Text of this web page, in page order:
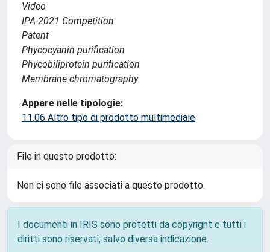
Video
IPA-2021 Competition
Patent
Phycocyanin purification
Phycobiliprotein purification
Membrane chromatography
Appare nelle tipologie:
11.06 Altro tipo di prodotto multimediale
File in questo prodotto:
Non ci sono file associati a questo prodotto.
I documenti in IRIS sono protetti da copyright e tutti i
diritti sono riservati, salvo diversa indicazione.